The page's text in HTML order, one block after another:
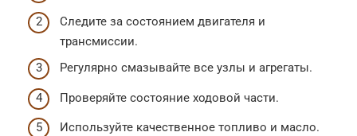
Следите за состоянием двигателя и
трансмиссии.
Регулярно смазывайте все узлы и агрегаты.
Проверяйте состояние ходовой части.
Используйте качественное топливо и масло.